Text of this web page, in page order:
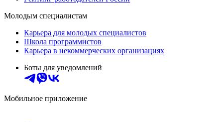
Молодым специалистам
Карьера для молодых специалистов
Школа программистов
Карьера в некоммерческих организациях
Боты для уведомлений
Мобильное приложение